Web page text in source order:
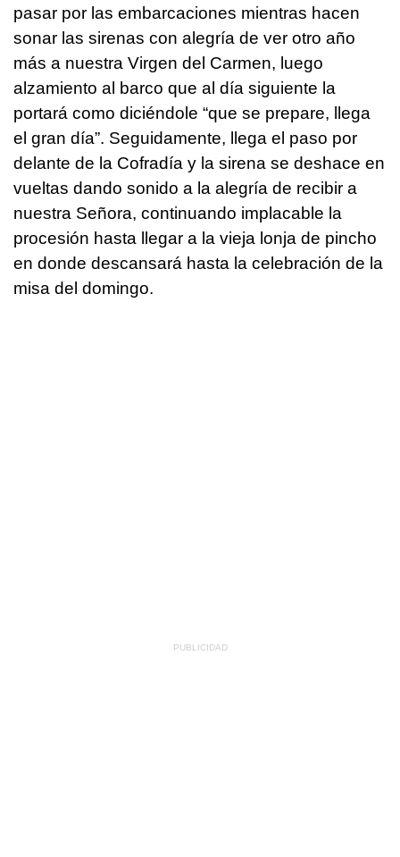
pasar por las embarcaciones mientras hacen
sonar las sirenas con alegría de ver otro año
más a nuestra Virgen del Carmen, luego
alzamiento al barco que al día siguiente la
portará como diciéndole “que se prepare, llega
el gran día”. Seguidamente, llega el paso por
delante de la Cofradía y la sirena se deshace en
vueltas dando sonido a la alegría de recibir a
nuestra Señora, continuando implacable la
procesión hasta llegar a la vieja lonja de pincho
en donde descansará hasta la celebración de la
misa del domingo.